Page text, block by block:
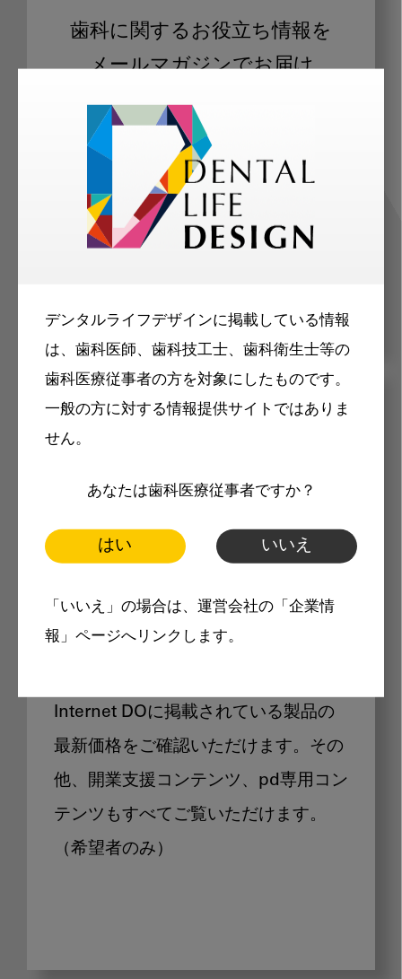
デンタルライフデザインに掲載している情報
は、歯科医師、歯科技工士、歯科衛生士等の
歯科医療従事者の方を対象にしたものです。
一般の方に対する情報提供サイトではありま
せん。
あなたは歯科医療従事者ですか？
はい いいえ
「いいえ」の場合は、運営会社の「企業情
報」ページへリンクします。
歯科に関するお役立ち情報を
メールマガジンでお届け
ご登録いただいた職種（歯科医師、歯
科衛生士、歯科技工士）に合わせた内
容のメールマガジンをお届けします。
メリット
製品価格も閲覧可能
Internet DOに掲載されている製品の
最新価格をご確認いただけます。その
他、開業支援コンテンツ、pd専用コン
テンツもすべてご覧いただけます。
（希望者のみ）